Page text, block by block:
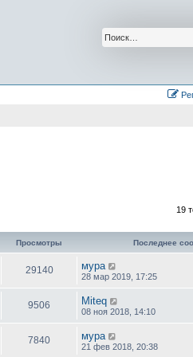
19
Просмотры Последнее
29140 мура
28 мар 2019, 17:25
9506 Miteq
08 ноя 2018, 14:10
7840 мура
21 фев 2018, 20:38